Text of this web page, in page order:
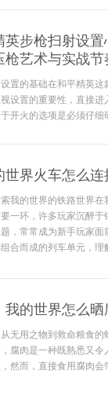
英步枪扫射设
枪艺术与实战
置的基础在和平精英
设置的重要性，直接
开火的选项是必须仔
世界火车怎么
我的世界的铁路世界
一环，许多玩家沉醉
，常常成为新手玩家
合而成的列车单元，
我的世界怎么
无用之物到救命粮食
腐肉是一种既熟悉又
，然而，直接食用腐肉